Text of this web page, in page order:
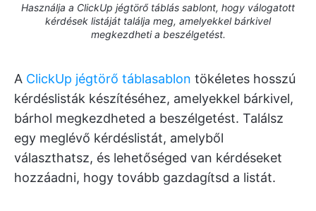
Használja a ClickUp jégtörő táblás sablont, hogy válogatott
kérdések listáját találja meg, amelyekkel bárkivel
megkezdheti a beszélgetést.
A ClickUp jégtörő táblasablon tökéletes hosszú
kérdéslisták készítéséhez, amelyekkel bárkivel,
bárhol megkezdheted a beszélgetést. Találsz
egy meglévő kérdéslistát, amelyből
választhatsz, és lehetőséged van kérdéseket
hozzáadni, hogy tovább gazdagítsd a listát.